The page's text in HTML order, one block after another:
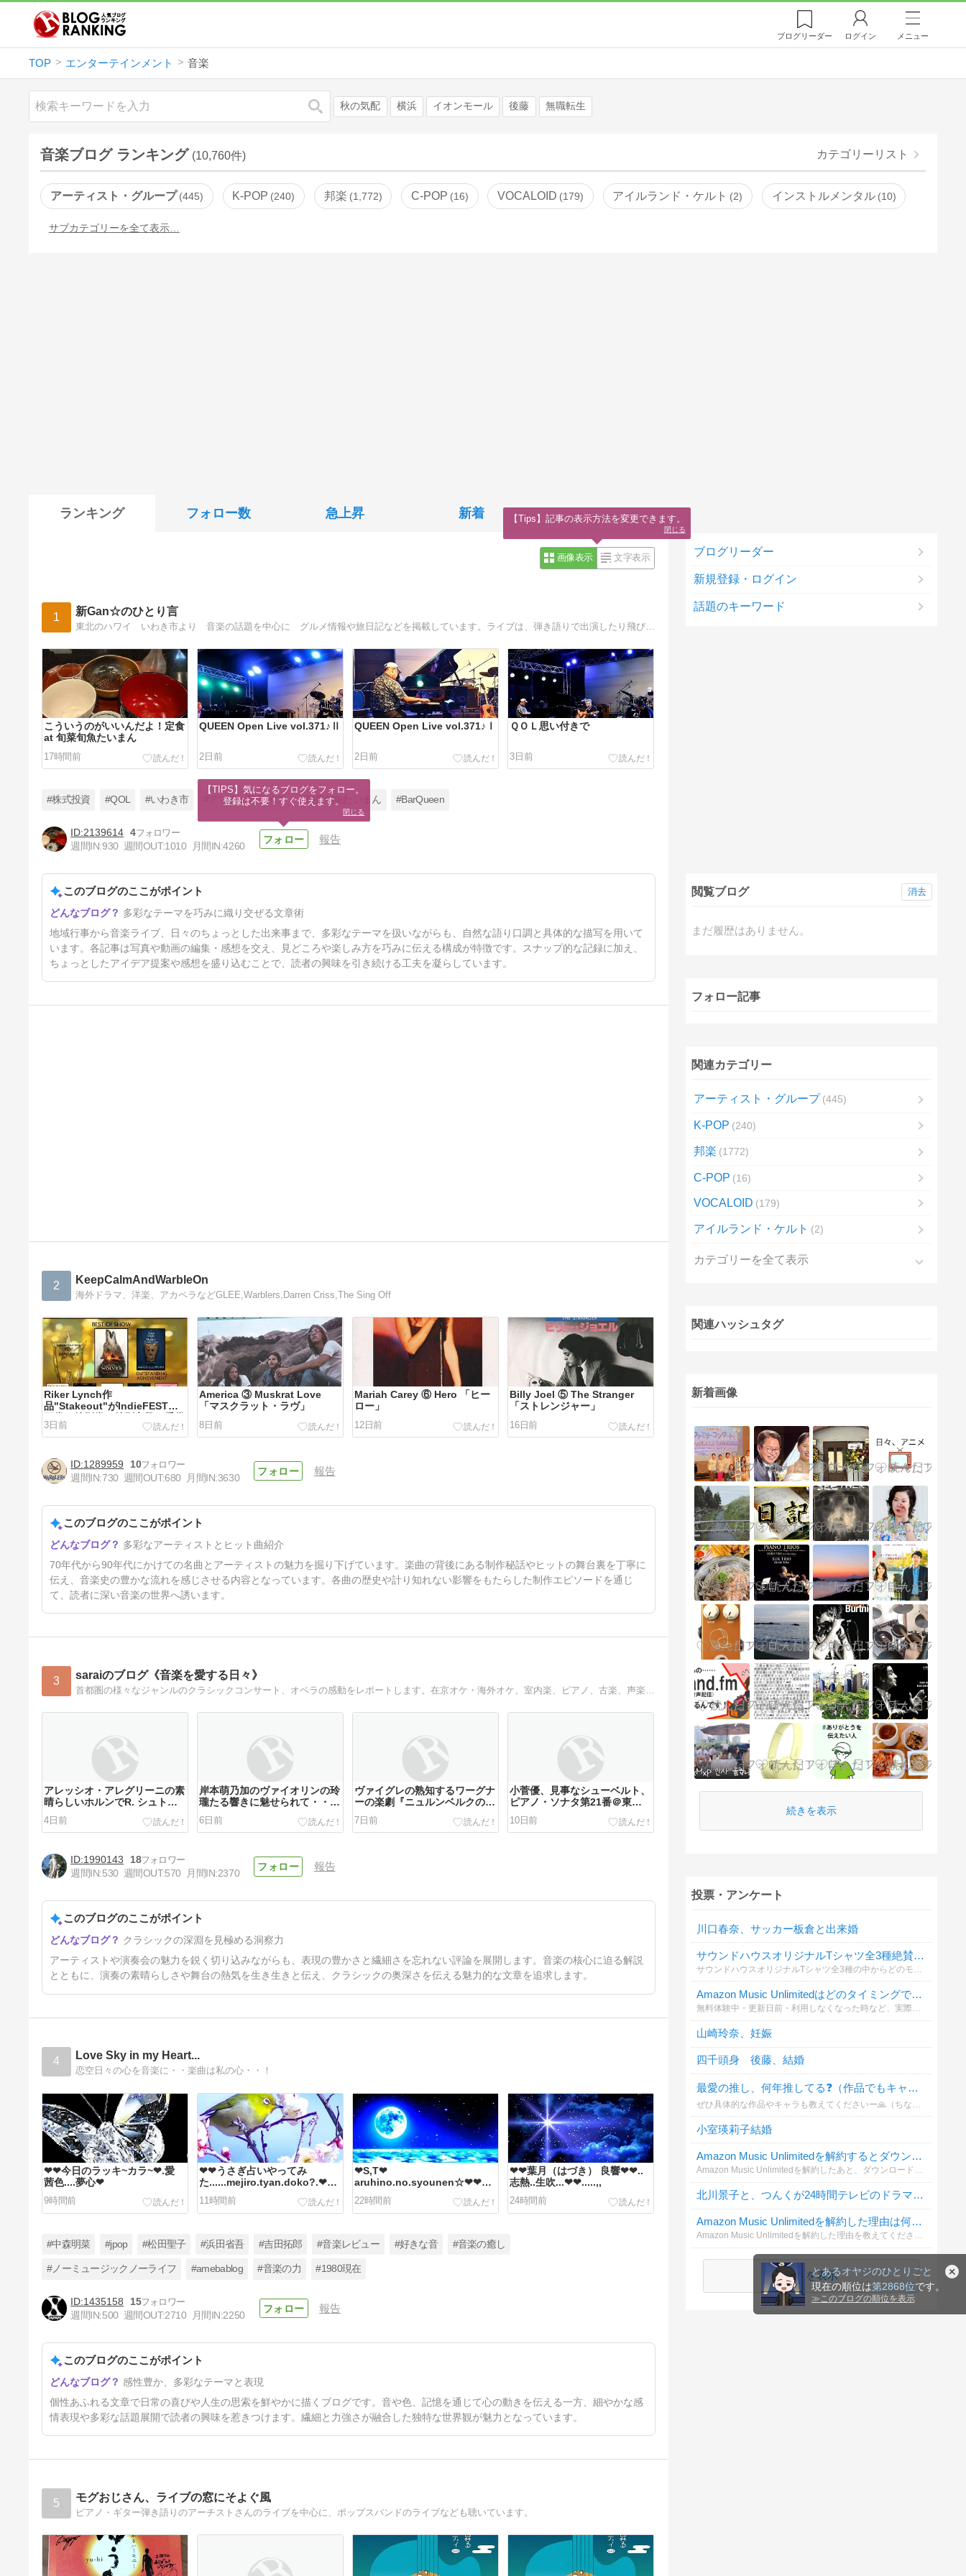
とあるオヤジのひとりごと
現在の順位は第2868位です。
≫ このブログの順位を表示
ブログリーダー ログイン メニュー
TOP エンターテインメント 音楽
検索 秋の気配 横浜 イオンモール 後藤 無職転生
音楽ブログ ランキング (10,760件) カテゴリーリスト
アーティスト・グループ 445 K-POP 240 邦楽 1,772 C-POP 16 VOCALOID 179 アイルランド・ケルト 2 インストルメンタル 10
サブカテゴリーを全て表示…
ランキング フォロー数 急上昇 新着
画像表示 文字表示
1 新Gan☆のひとり言
こういうのがいいんだよ！定食
at 旬菜旬魚たいまん
17時間前
QUEEN Open Live vol.371♪Ⅱ
2日前
QUEEN Open Live vol.371♪Ⅰ
2日前
ＱＯＬ思い付きで
3日前
4日前
#株式投資 #QOL #いわき市 #アマチュアライブ #旬菜旬魚たいまん #BarQueen
2139614 4
週間IN:930 週間OUT:1010 月間IN:4260
報告
このブログのここがポイント
多彩なテーマを巧みに織り交ぜる文章術
地域行事から音楽ライブ、日々のちょっとした出来事まで、多彩なテーマを扱いながらも、自然な語り口調と具体的な描写を用いて
います。各記事は写真や動画の編集・感想を交え、見どころや楽しみ方を巧みに伝える構成が特徴です。スナップ的な記録に加え、
ちょっとしたアイデア提案や感想を盛り込むことで、読者の興味を引き続ける工夫を凝らしています。
2 KeepCalmAndWarbleOn
海外ドラマ、洋楽、アカペラなどGLEE,Warblers,Darren Criss,The Sing Off
Riker Lynch作
品"Stakeout"がIndieFEST映
画賞で特別賞（特別言及）受賞
3日前
America ③ Muskrat Love
「マスクラット・ラヴ」
8日前
Mariah Carey ⑥ Hero 「ヒー
ロー」
12日前
Billy Joel ⑤ The Stranger
「ストレンジャー」
16日前
Darren Criss、モロッコで一夜
限りのミュージカル
20日前
1289959
10
週間IN:730 週間OUT:680 月間IN:3630
報告
このブログのここがポイント
多彩なアーティストとヒット曲紹介
70年代から90年代にかけての名曲とアーティストの魅力を掘り下げています。楽曲の背後にある制作秘話やヒットの舞台裏を丁寧に
伝え、音楽史の豊かな流れを感じさせる内容となっています。各曲の歴史や計り知れない影響をもたらした制作エピソードを通じ
て、読者に深い音楽の世界へ誘います。
3 saraiのブログ《音楽を愛する日々》
アレッシオ・アレグリーニの素
晴らしいホルンでR. シュトラ
ウスのホルン協奏曲第2番の圧
巻の演奏 下野竜也指揮NHK交
響楽団はアンコールでヨハン・
り」を精彩あふれる見事な演奏
＠ミューザ川崎シンフォニーホ
ール 2026.8.3
4日前
岸本萌乃加のヴァイオリンの玲
瓏たる響きに魅せられて・・・
ほのカルテット シューベルト
の弦楽四重奏曲 第14番 《死と
乙女》をパーフェクトに弾く＠
ズ（小ホール） 2026.8.1
6日前
ヴァイグレの熟知するワーグナ
ーの楽劇『ニュルンベルクのマ
イスタージンガー』～オーケス
トラル・トリビュートは圧巻の
演奏 鈴木愛美のベートーヴェ
7日前
小菅優、見事なシューベルト、
ピアノ・ソナタ第21番＠東京
オペラシティコンサートホール
2026.7.28
10日前
セバスティアン・ヴァイグレと
読売日本交響楽団のイタリアの
ンの交響曲第4番「イタリア」
＠東京芸術劇場 2026.7.25
13日前
1990143
18
週間IN:530 週間OUT:570 月間IN:2370
報告
このブログのここがポイント
クラシックの深淵を見極める洞察力
アーティストや演奏会の魅力を鋭く切り込みながらも、表現の豊かさと繊細さを忘れない評論を展開します。音楽の核心に迫る解説
とともに、演奏の素晴らしさや舞台の熱気を生き生きと伝え、クラシックの奥深さを伝える魅力的な文章を追求します。
4 Love Sky in my Heart...
恋空日々の心を音楽に・・楽曲は私の心・・！
❤❤今日のラッキ~カラ~❤.愛
茜色....夢心❤
9時間前
❤❤うさぎ占いやってみ
た......mejiro.tyan.doko?.❤
11時間前
❤S,T❤
aruhino.no.syounen☆❤❤
kokoni.iru..,,,,
22時間前
❤❤葉月（はづき） 良響❤❤..
志熱..生吹...❤❤.....,,
24時間前
❤❤❤今日のおみくじ
╰(*°▽°*)╯.山 空..緑..❤❤❤
#中森明菜 #jpop #松田聖子 #浜田省吾 #吉田拓郎 #音楽レビュー #好きな音 #音楽の癒し
#ノーミュージックノーライフ #amebablog #音楽の力 #1980現在
1435158
15
週間IN:500 週間OUT:2710 月間IN:2250
報告
このブログのここがポイント
感性豊か、多彩なテーマと表現
個性あふれる文章で日常の喜びや人生の思索を鮮やかに描くブログです。音や色、記憶を通じて心の動きを伝える一方、細やかな感
情表現や多彩な話題展開で読者の興味を惹きつけます。繊細と力強さが融合した独特な世界観が魅力となっています。
5 モグおじさん、ライブの窓にそよぐ風
ピアノ・ギター弾き語りのアーチストさんのライブを中心に、ポップスバンドのライブなども聴いています。
ブログリーダー
新規登録・ログイン
話題のキーワード
閲覧ブログ
まだ履歴はありません。
消去
フォロー記事
関連カテゴリー
アーティスト・グループ 445
K-POP 240
邦楽 1772
C-POP 16
VOCALOID 179
アイルランド・ケルト 2
カテゴリーを全て表示
関連ハッシュタグ
新着画像
続きを表示
投票・アンケート
川口春奈、サッカー板倉と出来婚
サウンドハウスオリジナルTシャツ全3種絶賛発売中！
サウンドハウスオリジナルTシャツ全3種の中からどのモデルが好きか教えて！
Amazon Music Unlimitedはどのタイミングで解約しましたか？
無料体験中・更新日前・利用しなくなった時など、実際にいつ解約しましたか？これから解約する人の参考になるよう投票をお願いします。解約手順や注意点はこちらの記事でも詳しく解説しています。
山崎玲奈、妊娠
四千頭身 後藤、結婚
最愛の推し、何年推してる❓（作品でもキャラでも🙆‍♀️）
小室瑛莉子結婚
Amazon Music Unlimitedを解約するとダウンロードした曲はどうなると思いますか？
Amazon Music Unlimitedを解約したあと、ダウンロード済みの曲について気になったことはありますか？解約前に確認したいポイントや注意点を共有しましょう。
北川景子と、つんくが24時間テレビのドラマで夫婦役
Amazon Music Unlimitedを解約した理由は何ですか？
Amazon Music Unlimitedを解約した理由を教えてください。料金・利用頻度・音質・他サービスへの乗り換えなど、実際の理由を知りたいです。解約方法や注意点はこちらも参考になります。
続きを表示
【TIPS】気になるブログをフォロー。
登録は不要！すぐ使えます。
閉じる
【Tips】記事の表示方法を変更できます。
閉じる